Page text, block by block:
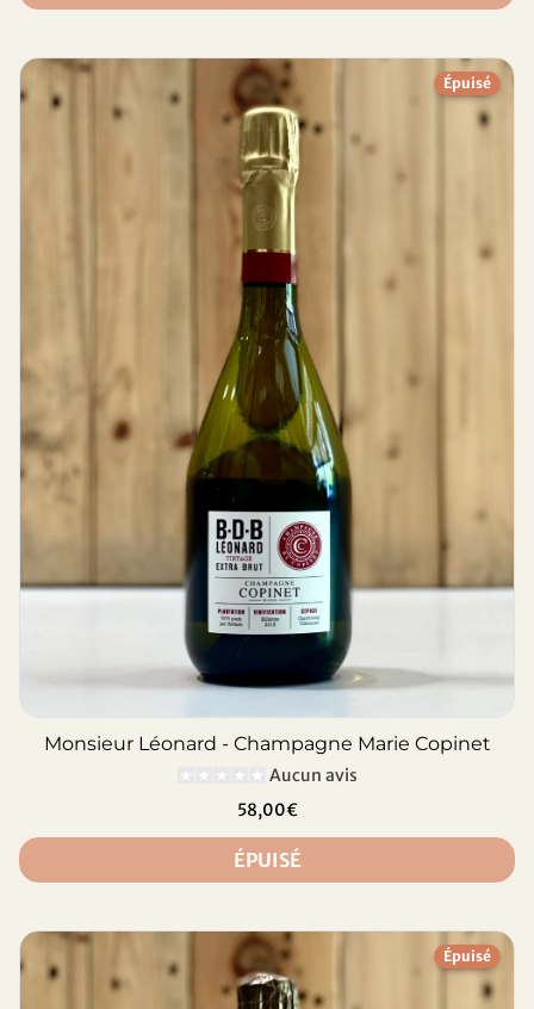
Épuisé
Monsieur Léonard - Champagne Marie Copinet
Aucun avis
58,00€
ÉPUISÉ
Épuisé